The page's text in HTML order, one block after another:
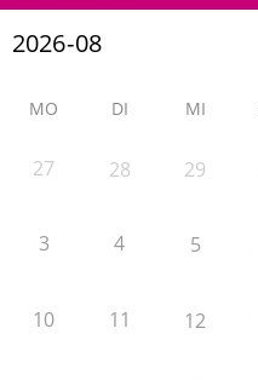
MO DI MI
27 28 29
3 4 5
10 11 12